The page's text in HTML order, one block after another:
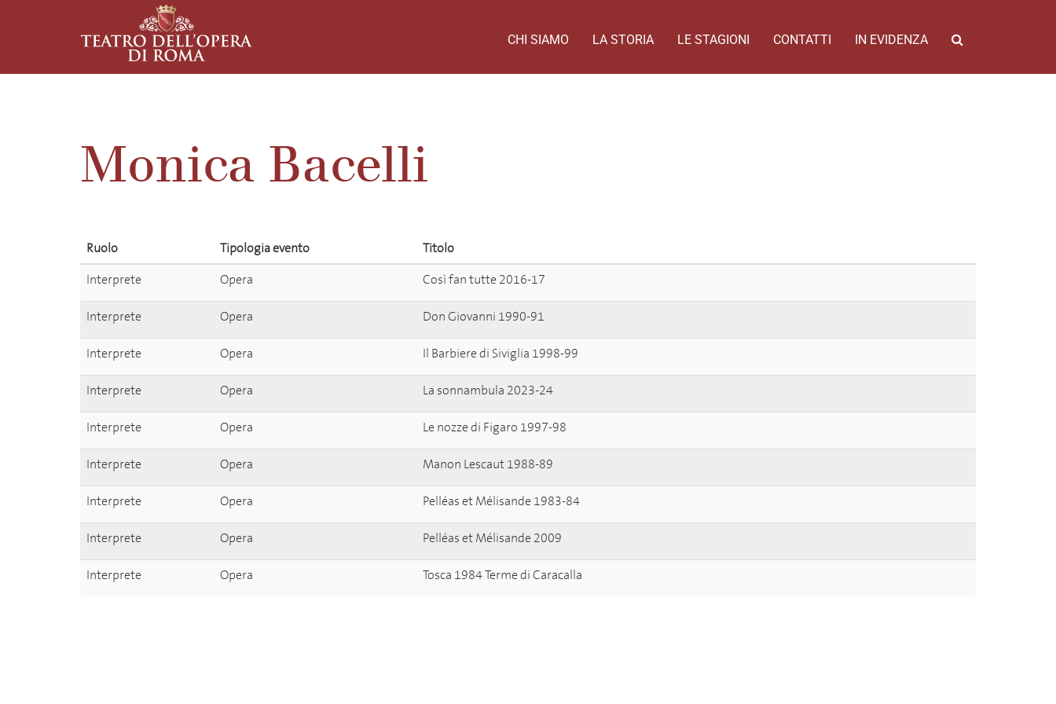
CHI SIAMO LA STORIA LE STAGIONI CONTATTI IN EVIDENZA
Monica Bacelli
Ruolo Tipologia evento
Titolo
Interprete
Opera Così fan tutte 2016-17
Interprete Opera Don Giovanni 1990-91
Interprete Opera Il Barbiere di Siviglia 1998-99
Interprete Opera La sonnambula 2023-24
Interprete Opera Le nozze di Figaro 1997-98
Interprete Opera Manon Lescaut 1988-89
Interprete Opera Pelléas et Mélisande 1983-84
Interprete Opera Pelléas et Mélisande 2009
Interprete Opera Tosca 1984 Terme di Caracalla